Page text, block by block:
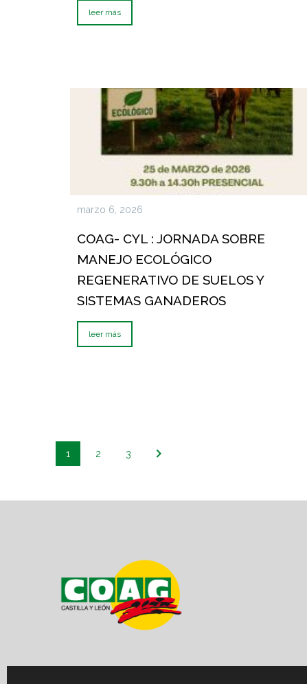
leer más
marzo 6, 2026
COAG- CYL : JORNADA SOBRE
MANEJO ECOLÓGICO
REGENERATIVO DE SUELOS Y
SISTEMAS GANADEROS
leer más
1 2 3